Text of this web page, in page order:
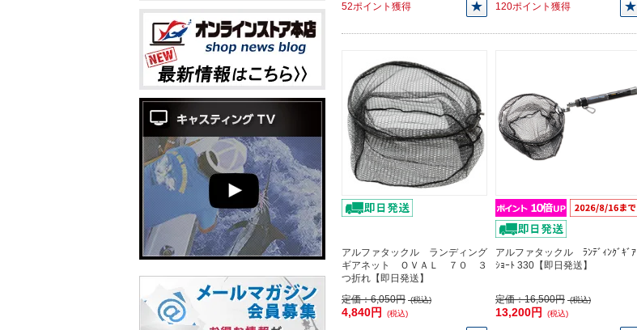
52ポイント獲得 120ポイント獲得
アルファタックル ランディング
ギアネット ＯＶＡＬ ７０ ３
つ折れ【即日発送】
定価：6,050円 (税込)
4,840円 (税込)
アルファタックル ﾗﾝﾃﾞｨﾝｸﾞｷﾞｱ
ｼｮｰﾄ 330【即日発送】
定価：16,500円 (税込)
13,200円 (税込)